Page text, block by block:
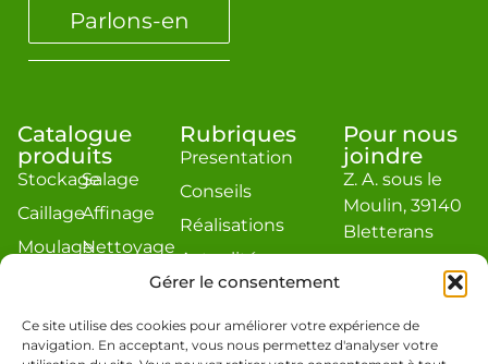
Gérer le consentement
Ce site utilise des cookies pour améliorer votre expérience de
navigation. En acceptant, vous nous permettez d'analyser votre
Parlons-en
Catalogue
produits
Stockage
Caillage
Moulage
Salage
Affinage
Nettoyage
Rubriques
Presentation
Conseils
Réalisations
Actualité
Estimation
Pour nous
joindre
Z. A. sous le
Moulin, 39140
Bletterans
jacquier.com
Téléphone : 03
84 48 19 86